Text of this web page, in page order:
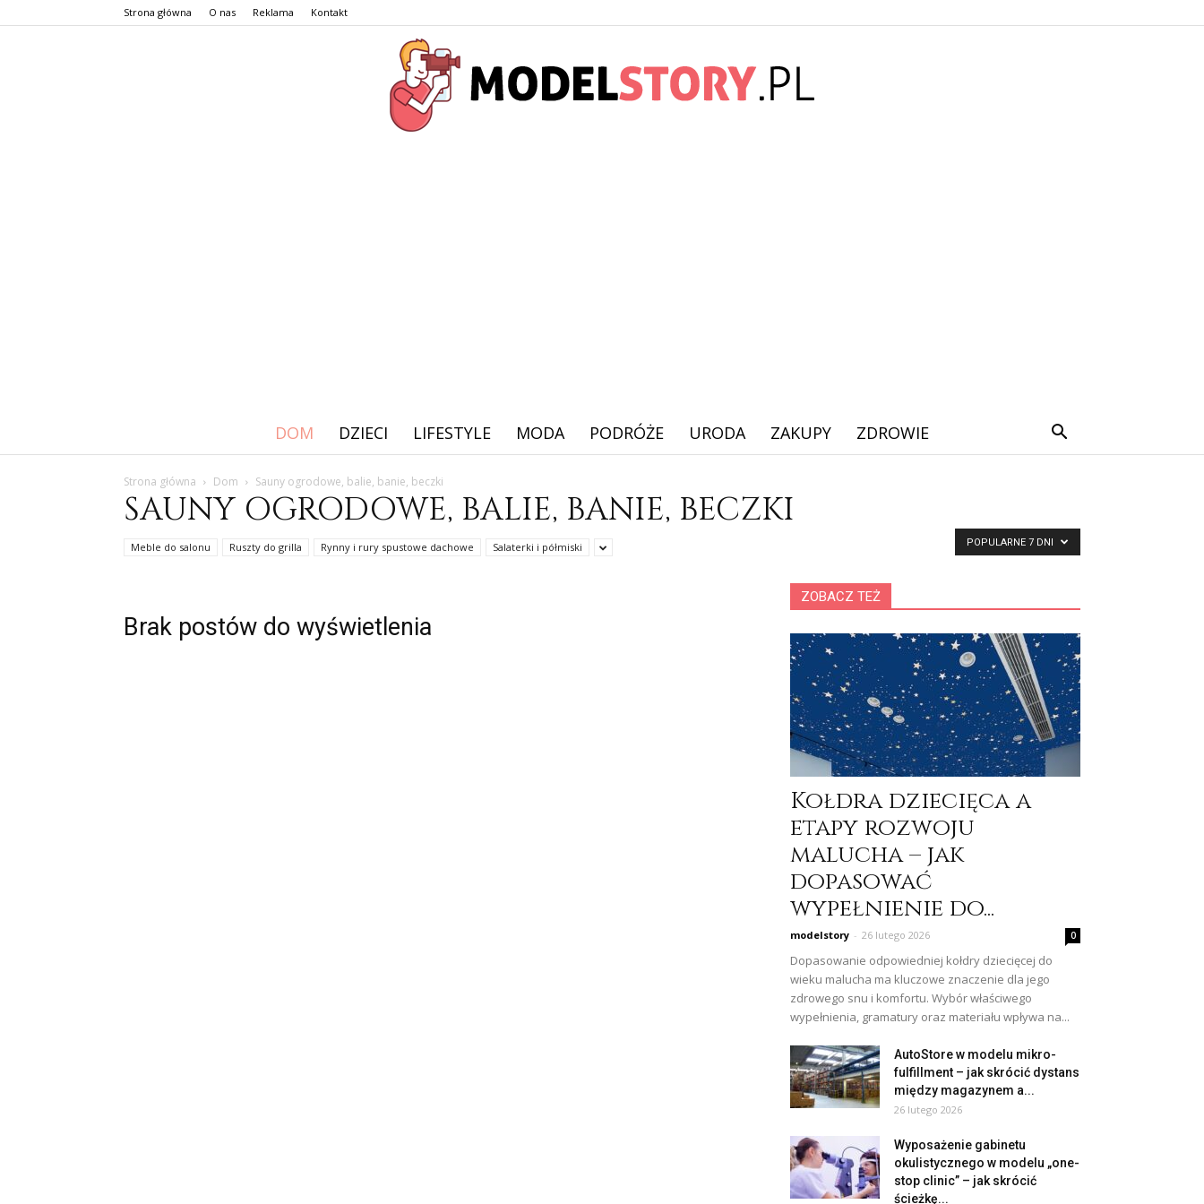
Strona główna O nas Reklama Kontakt
DOM DZIECI LIFESTYLE MODA PODRÓŻE URODA ZAKUPY ZDROWIE
Strona główna Dom Sauny ogrodowe, balie, banie, beczki
SAUNY OGRODOWE, BALIE, BANIE, BECZKI
Meble do salonu Ruszty do grilla Rynny i rury spustowe dachowe Salaterki i półmiski POPULARNE 7 DNI
Brak postów do wyświetlenia
ZOBACZ TEŻ
Kołdra dziecięca a
etapy rozwoju
malucha – jak
dopasować
wypełnienie do...
modelstory - 26 lutego 2026 0
Dopasowanie odpowiedniej kołdry dziecięcej do
wieku malucha ma kluczowe znaczenie dla jego
zdrowego snu i komfortu. Wybór właściwego
wypełnienia, gramatury oraz materiału wpływa na...
AutoStore w modelu mikro-
fulfillment – jak skrócić dystans
między magazynem a...
26 lutego 2026
Wyposażenie gabinetu
okulistycznego w modelu „one-
stop clinic” – jak skrócić
ścieżkę...